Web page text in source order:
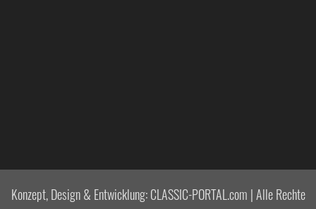
Konzept, Design & Entwicklung: CLASSIC-PORTAL.com | Alle Rechte